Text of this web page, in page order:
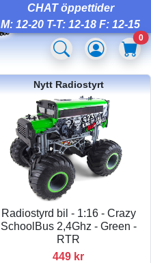
CHAT öppettider
M: 12-20 T-T: 12-18 F: 12-15
0
Nytt Radiostyrt
Radiostyrd bil - 1:16 - Crazy
SchoolBus 2,4Ghz - Green -
RTR
449 kr